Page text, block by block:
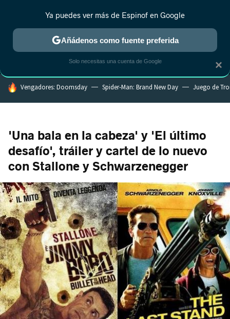
MENÚ NUEVO
ESTRENOS REALITY ANIME RANKINGS CINE
HOY SE HABLA DE
Vengadores: Doomsday Spider-Man: Brand New Day Juego de
'Una bala en la cabeza' y 'El último
desafío', tráiler y cartel de lo nuevo
con Stallone y Schwarzenegger
×
Ya puedes ver más de Espinof en Google
Añádenos como fuente preferida
Solo necesitas una cuenta de Google